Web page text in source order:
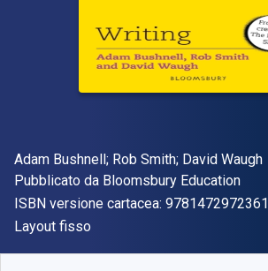
Autore(i)
Adam Bushnell; Rob Smith; David Waugh
Editore
Pubblicato da Bloomsbury Education
ISBN versione cartacea: 9781472972361
Formato
Layout fisso